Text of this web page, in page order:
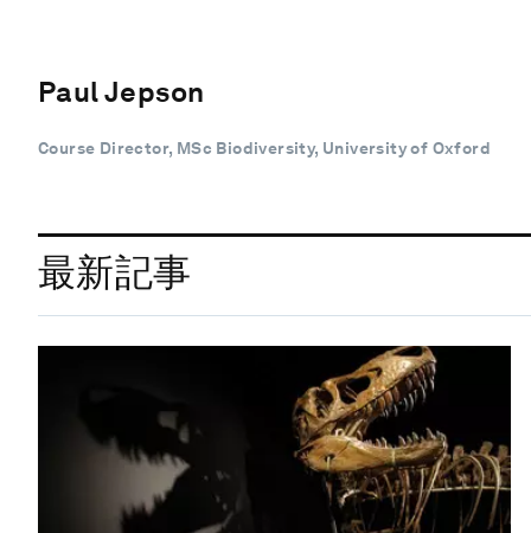
Paul Jepson
Course Director, MSc Biodiversity, University of Oxford
最新記事